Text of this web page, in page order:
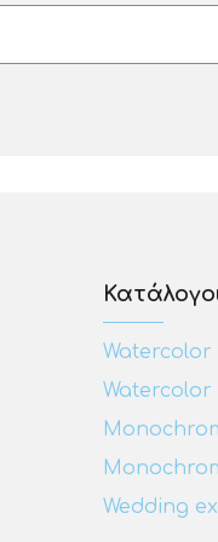
Watercolor
Wedding